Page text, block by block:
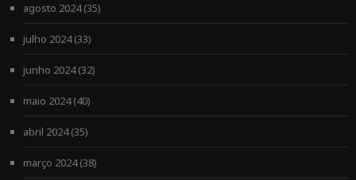
agosto 2024(35)
julho 2024(33)
junho 2024(32)
maio 2024(40)
abril 2024(35)
março 2024(38)